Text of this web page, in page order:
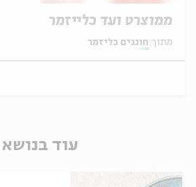
ממוצרט ועד כלייזמר
מתוך: חוגגים כליזמר
עוד בנושא